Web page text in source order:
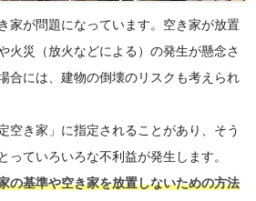
家が問題になっています。空き家が放置
火災（放火などによる）の発生が懸念さ
合には、建物の倒壊のリスクも考えられ
空き家」に指定されることがあり、そう
っていろいろな不利益が発生します。
の基準や空き家を放置しないための方法